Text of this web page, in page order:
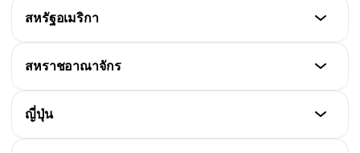
สถานะ
Cryptocurrency ไม่ถือเป็นสกุลเงินที่ใช้ชำระหนี้ได้ตาม
ทำธุรกรรมถือว่าถูกกฎหมาย ขณะเดียวกัน exchange
รวมถึงรายงานธุรกรรมที่น่าสงสัย
สหรัฐอเมริกา
สถานะ
exchange หรือ crypto-payment processing ต้องจด
สหราชอาณาจักร
สถานะ
มีแนวโน้มชัดเจนในการผลักดันให้ UK เป็นศูนย์กลางคริป
ญี่ปุ่น